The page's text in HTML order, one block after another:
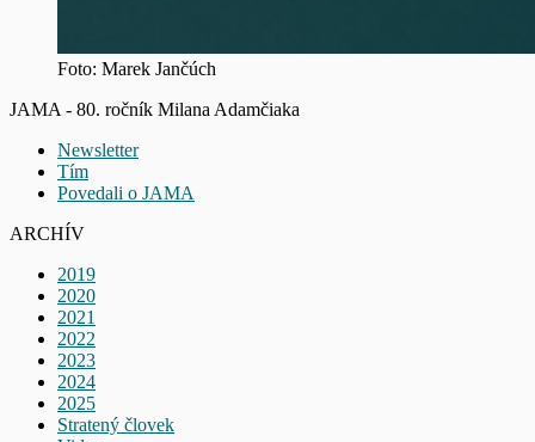
Foto: Marek Jančúch
JAMA - 80. ročník Milana Adamčiaka
Newsletter
Tím
Povedali o JAMA
ARCHÍV
2019
2020
2021
2022
2023
2024
2025
Stratený človek